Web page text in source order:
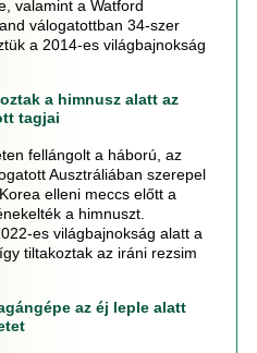
valamint a Watford
válogatottban 34-szer
a 2014-es világbajnokság
a himnusz alatt az
tagjai
fellángolt a háború, az
Ausztráliában szerepel
elleni meccs előtt a
a himnuszt.
es világbajnokság alatt a
tiltakoztak az iráni rezsim
az éj leple alatt